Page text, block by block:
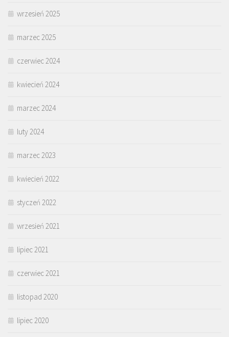
wrzesień 2025
marzec 2025
czerwiec 2024
kwiecień 2024
marzec 2024
luty 2024
marzec 2023
kwiecień 2022
styczeń 2022
wrzesień 2021
lipiec 2021
czerwiec 2021
listopad 2020
lipiec 2020